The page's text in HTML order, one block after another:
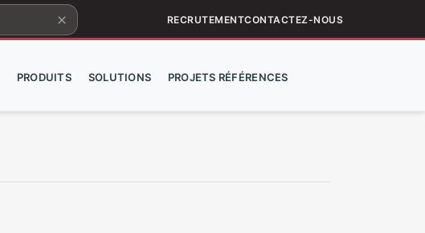
clear RECRUTEMENTCONTACTEZ-NOUS
PRODUITS SOLUTIONS PROJETS RÉFÉRENCES